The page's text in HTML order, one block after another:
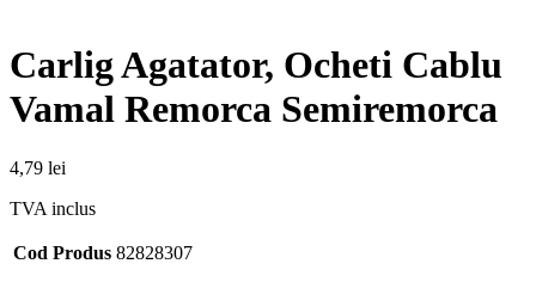
Carlig Agatator, Ocheti Cablu
Vamal Remorca Semiremorca
4,79 lei
TVA inclus
Cod Produs 82828307